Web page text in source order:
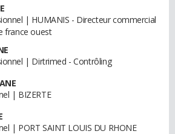
| HUMANIS - Directeur commercial
france ouest
| Dirtrimed - Contrôling
| BIZERTE
| PORT SAINT LOUIS DU RHONE